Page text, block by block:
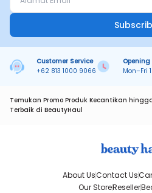
Customer Service
+62 813 1000 9066
Opening
Mon–Fri
Temukan Promo Produk Kecantikan
Terbaik di BeautyHaul
About UsContact Us
Our StoreReseller